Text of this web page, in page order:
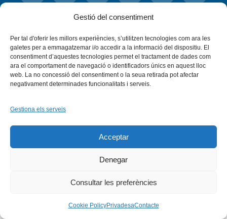
Gestió del consentiment
Per tal d'oferir les millors experiències, s’utilitzen tecnologies com ara les
galetes per a emmagatzemar i/o accedir a la informació del dispositiu. El
consentiment d’aquestes tecnologies permet el tractament de dades com
ara el comportament de navegació o identificadors únics en aquest lloc
web. La no concessió del consentiment o la seua retirada pot afectar
negativament determinades funcionalitats i serveis.
Gestiona els serveis
Acceptar
Denegar
Consultar les preferències
Cookie PolicyPrivadesaContacte
Facebook BlueskyTiktok
Instagram
Flickr
INICI QUI SOM
PROGRAMES
DESENVOLUPAMENT SOSTENIBLE
TRANSPARÈNCIA
MAPA DEL WEB
AVÍS LEGAL PRIVADESA CONTACTE
Copyright © 2026 -Xarxa Vives d'Universitats